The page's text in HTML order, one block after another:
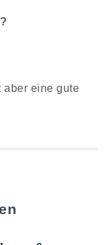
aber eine gute